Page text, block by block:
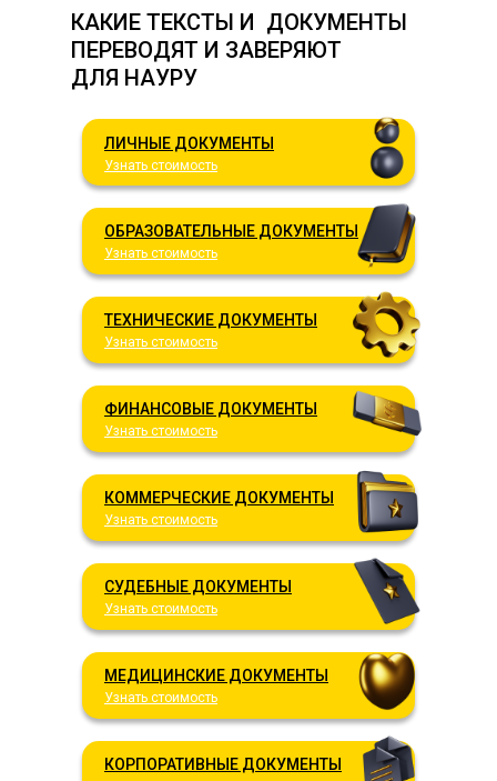
КАКИЕ ТЕКСТЫ И ДОКУМЕНТЫ
ПЕРЕВОДЯТ И ЗАВЕРЯЮТ
ДЛЯ НАУРУ
ЛИЧНЫЕ ДОКУМЕНТЫ
Узнать стоимость
ФИНАНСОВЫЕ ДОКУМЕНТЫ
Узнать стоимость
МЕДИЦИНСКИЕ ДОКУМЕНТЫ
Узнать стоимость
ОБРАЗОВАТЕЛЬНЫЕ ДОКУМЕНТЫ
Узнать стоимость
КОММЕРЧЕСКИЕ ДОКУМЕНТЫ
Узнать стоимость
КОРПОРАТИВНЫЕ ДОКУМЕНТЫ
ТЕХНИЧЕСКИЕ ДОКУМЕНТЫ
Узнать стоимость
СУДЕБНЫЕ ДОКУМЕНТЫ
Узнать стоимость